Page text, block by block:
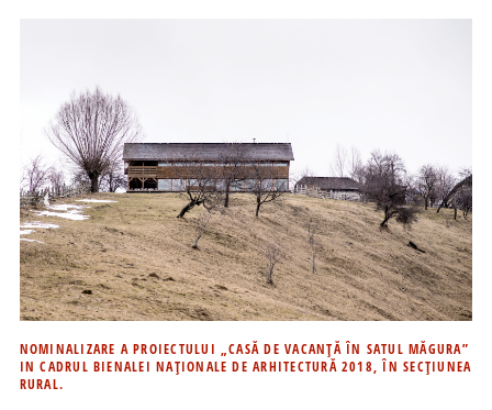
NOMINALIZARE A PROIECTULUI „CASĂ DE VACANȚĂ ÎN SATUL MĂGURA”
IN CADRUL BIENALEI NAȚIONALE DE ARHITECTURĂ 2018, ÎN SECȚIUNEA
RURAL.